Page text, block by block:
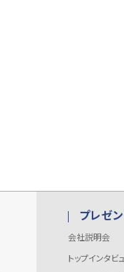
プレゼ
会社説明会
トップインタビ